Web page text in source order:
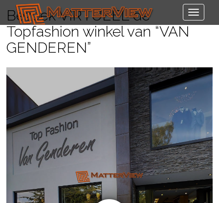
Bezoek VIRTUEEL de
Topfashion winkel van “VAN
GENDEREN”